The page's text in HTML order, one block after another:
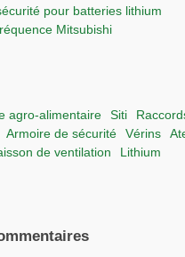
pour batteries lithium
Mitsubishi
agro-alimentaire Siti
Armoire de sécurité vérins
de ventilation
lithium